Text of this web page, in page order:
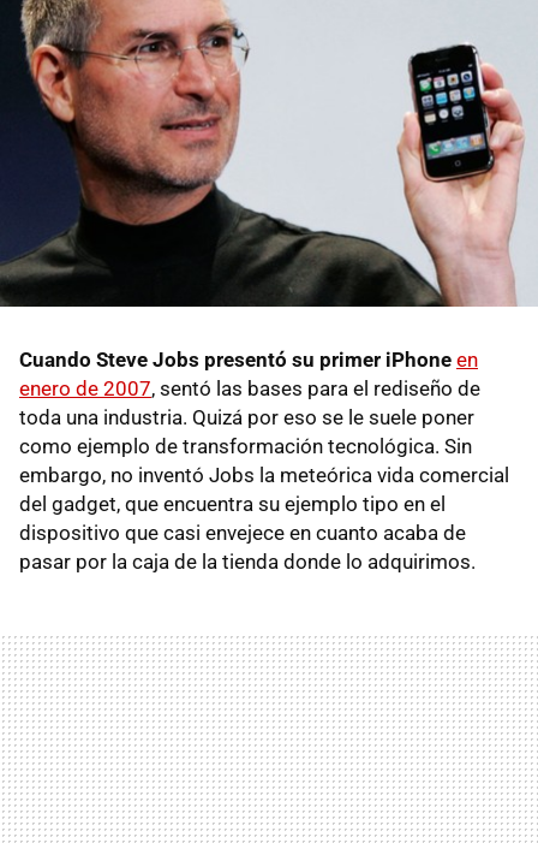
Cuando Steve Jobs presentó su primer iPhone en
enero de 2007, sentó las bases para el rediseño de
toda una industria. Quizá por eso se le suele poner
como ejemplo de transformación tecnológica. Sin
embargo, no inventó Jobs la meteórica vida comercial
del gadget, que encuentra su ejemplo tipo en el
dispositivo que casi envejece en cuanto acaba de
pasar por la caja de la tienda donde lo adquirimos.